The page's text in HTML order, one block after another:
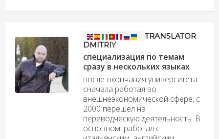
TRANSLATOR
DMITRIY
специализация по темам
сразу в нескольких языках
после окончания университета
сначала работал во
внешнеэкономической сфере, с
2000 перешел на
переводческую деятельность. В
основном, работал с